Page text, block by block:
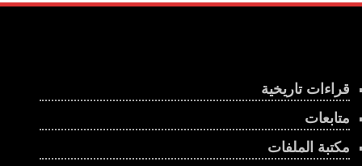
قراءات تاريخية
متابعات
مكتبة الملفات